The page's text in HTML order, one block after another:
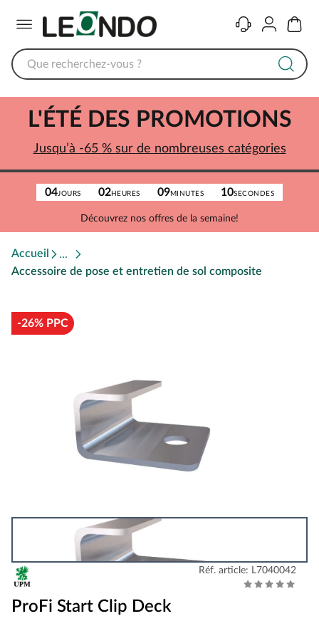
ContactComptePanier
04JOURS 02HEURES 09MINUTES 10SECONDES
Découvrez nos offres de la semaine!
L'ÉTÉ DES PROMOTIONS
Jusqu’à -65 % sur de nombreuses catégories
Accueil
Accessoire de pose et entretien de sol composite
-26% PPC
Réf. article: L7040042
ProFi Start Clip Deck